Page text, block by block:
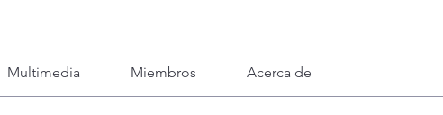
Multimedia Miembros Acerca de